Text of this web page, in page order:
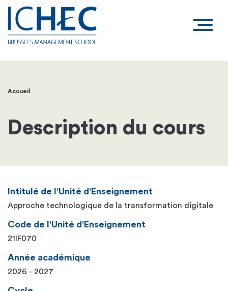
Fil
d'Ariane
Accueil
Description du cours
Intitulé de l'Unité d'Enseignement
Approche technologique de la transformation digitale
Code de l'Unité d'Enseignement
21IF070
Année académique
2026 - 2027